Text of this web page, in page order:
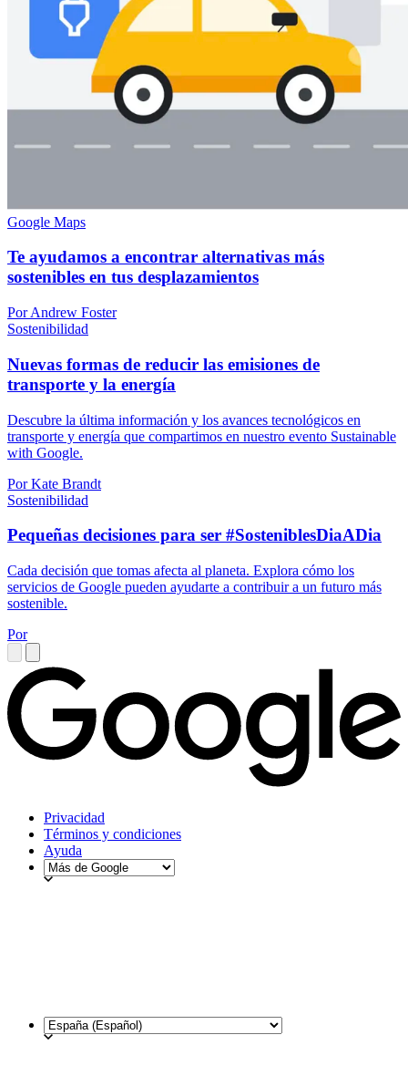
Google Maps
Te ayudamos a encontrar alternativas más
sostenibles en tus desplazamientos
Por Andrew Foster
Sostenibilidad
Nuevas formas de reducir las emisiones de
transporte y la energía
Descubre la última información y los avances tecnológicos en
transporte y energía que compartimos en nuestro evento Sustainable
with Google.
Por Kate Brandt
Sostenibilidad
Pequeñas decisiones para ser #SosteniblesDiaADia
Cada decisión que tomas afecta al planeta. Explora cómo los
servicios de Google pueden ayudarte a contribuir a un futuro más
sostenible.
Por
Privacidad
Términos y condiciones
Ayuda